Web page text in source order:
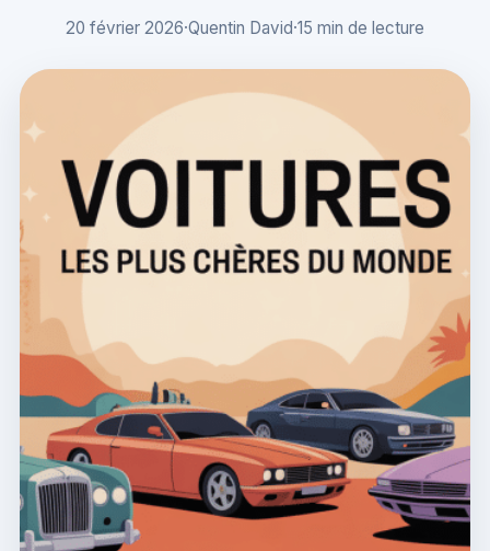
20 février 2026·Quentin David·15 min de lecture